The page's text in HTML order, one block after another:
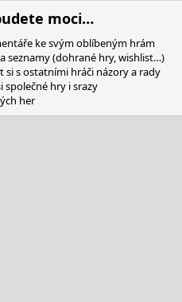
moci…
ke svým oblíbeným hrám
seznamy (dohrané hry, wishlist…)
si s ostatními hráči názory a rady
společné hry i srazy
her